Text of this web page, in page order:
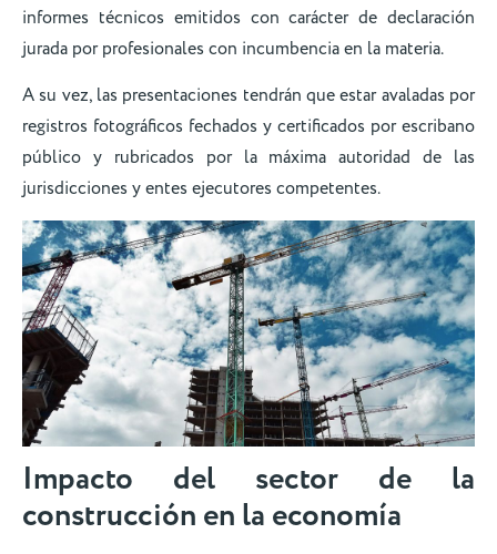
informes técnicos emitidos con carácter de declaración
jurada por profesionales con incumbencia en la materia.
A su vez, las presentaciones tendrán que estar avaladas por
registros fotográficos fechados y certificados por escribano
público y rubricados por la máxima autoridad de las
jurisdicciones y entes ejecutores competentes.
Impacto del sector de la
construcción en la economía